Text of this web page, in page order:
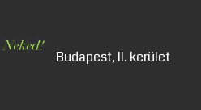
Budapest, II. kerület